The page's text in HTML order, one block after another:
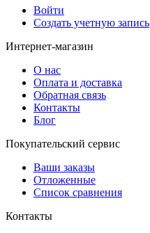
Войти
Создать учетную запись
Интернет-магазин
О нас
Оплата и доставка
Обратная связь
Контакты
Блог
Покупательский сервис
Ваши заказы
Отложенные
Список сравнения
Контакты